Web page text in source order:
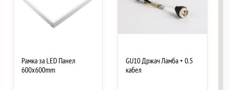
Рамка за LED Панел
600x600mm
GU10 Држач Ламба + 0.5
кабел